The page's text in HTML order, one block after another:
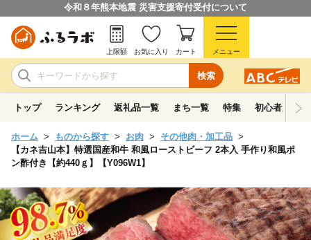
令和８年熊本地震 災害支援寄付受付について
検索
上限額 お気に入り カート メニュー
トップ ランキング 返礼品一覧 まち一覧 特集 初心者ガイド
ホーム ものから探す お肉
その他肉・加工品
【カネ吉山本】特選国産和牛 和風ローストビーフ 2本入 手作り和風ポ
ン酢付き【約440ｇ】【Y096W1】